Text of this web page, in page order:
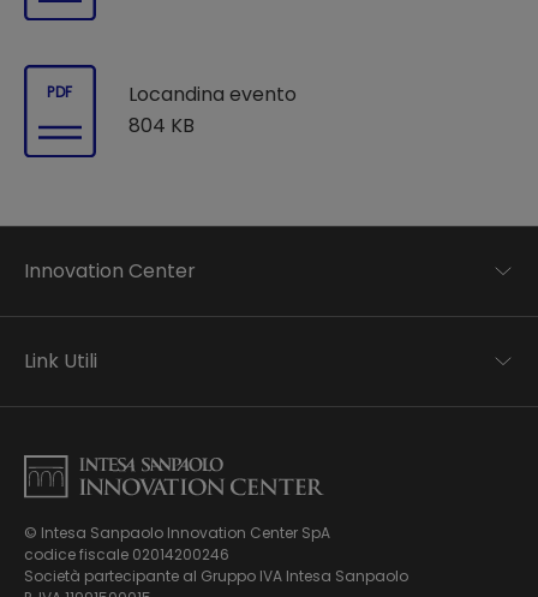
PDF
Locandina evento
804 KB
© Intesa Sanpaolo Innovation Center SpA
codice fiscale 02014200246
Società partecipante al Gruppo IVA Intesa Sanpaolo
Innovation Center
Applied research
Business transformation
Chi siamo
News ed Eventi
Podcast
Link Utili
Informativa Privacy
Informativa Privacy Careers
Privacy e Cookie Policy
Mappa del sito
Whistleblowing